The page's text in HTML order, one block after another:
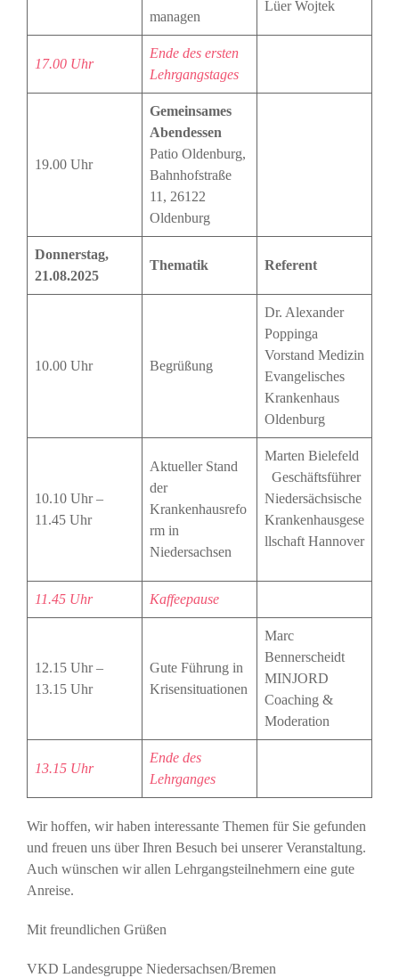
managen
Lüer Wojtek
17.00 Uhr
Ende des ersten
Lehrgangstages
19.00 Uhr
Gemeinsames
Abendessen
Patio Oldenburg,
Bahnhofstraße
11, 26122
Oldenburg
Donnerstag,
21.08.2025
Thematik Referent
10.00 Uhr Begrüßung
Dr. Alexander
Poppinga
Vorstand Medizin
Evangelisches
Krankenhaus
Oldenburg
10.10 Uhr –
11.45 Uhr
Aktueller Stand
der
Krankenhausrefo
rm in
Niedersachsen
Marten Bielefeld
Geschäftsführer
Niedersächsische
Krankenhausgese
llschaft Hannover
11.45 Uhr Kaffeepause
12.15 Uhr –
13.15 Uhr
Gute Führung in
Krisensituationen
Marc
Bennerscheidt
MINJORD
Coaching &
Moderation
13.15 Uhr
Ende des
Lehrganges
Wir hoffen, wir haben interessante Themen für Sie gefunden
und freuen uns über Ihren Besuch bei unserer Veranstaltung.
Auch wünschen wir allen Lehrgangsteilnehmern eine gute
Anreise.
Mit freundlichen Grüßen
VKD Landesgruppe Niedersachsen/Bremen